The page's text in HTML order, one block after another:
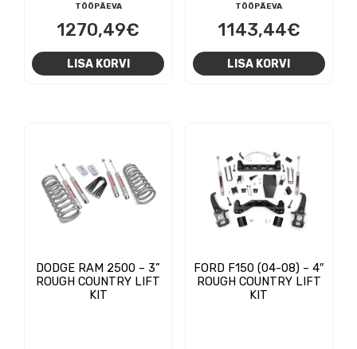
TÖÖPÄEVA
1270,49€
LISA KORVI
TÖÖPÄEVA
1143,44€
LISA KORVI
DODGE RAM 2500 – 3”
ROUGH COUNTRY LIFT
KIT
FORD F150 (04-08) – 4″
ROUGH COUNTRY LIFT
KIT